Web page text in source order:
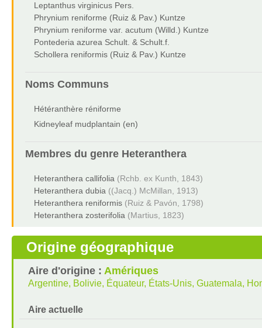
Leptanthus virginicus Pers.
Phrynium reniforme (Ruiz & Pav.) Kuntze
Phrynium reniforme var. acutum (Willd.) Kuntze
Pontederia azurea Schult. & Schult.f.
Schollera reniformis (Ruiz & Pav.) Kuntze
Noms Communs
Hétéranthère réniforme
Kidneyleaf mudplantain (en)
Membres du genre Heteranthera
Heteranthera callifolia (Rchb. ex Kunth, 1843)
Heteranthera dubia ((Jacq.) McMillan, 1913)
Heteranthera reniformis (Ruiz & Pavón, 1798)
Heteranthera zosterifolia (Martius, 1823)
Origine géographique
Aire d'origine : Amériques
Argentine, Bolivie, Équateur, États-Unis, Guatemala,
Aire actuelle